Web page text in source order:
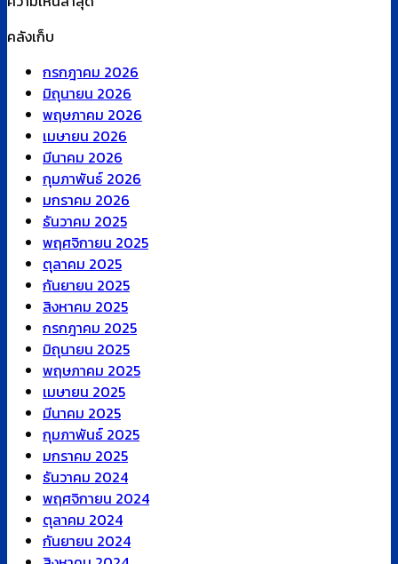
คลังเก็บ
กรกฎาคม 2026
มิถุนายน 2026
พฤษภาคม 2026
เมษายน 2026
มีนาคม 2026
กุมภาพันธ์ 2026
มกราคม 2026
ธันวาคม 2025
พฤศจิกายน 2025
ตุลาคม 2025
กันยายน 2025
สิงหาคม 2025
กรกฎาคม 2025
มิถุนายน 2025
พฤษภาคม 2025
เมษายน 2025
มีนาคม 2025
กุมภาพันธ์ 2025
มกราคม 2025
ธันวาคม 2024
พฤศจิกายน 2024
ตุลาคม 2024
กันยายน 2024